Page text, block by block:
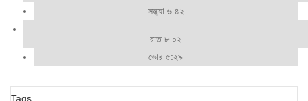
সন্ধ্যা ৬:৪২
রাত ৮:০২
ভোর ৫:২৯
Tags